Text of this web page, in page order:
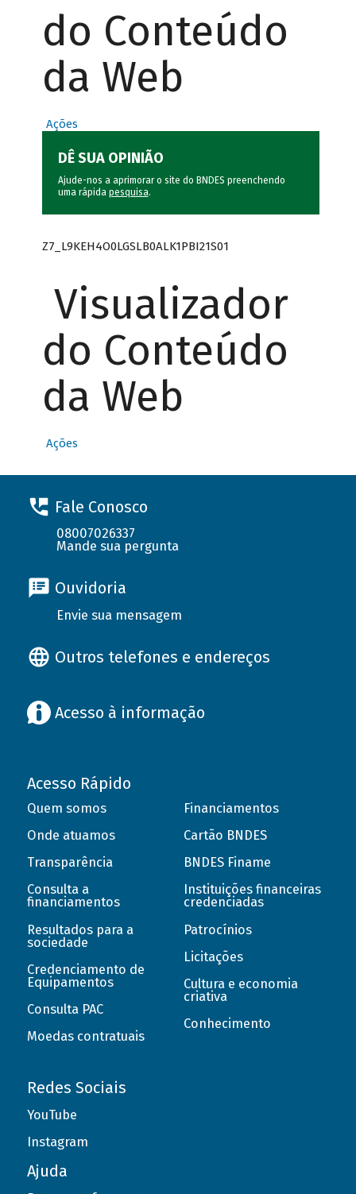
do Conteúdo
da Web
Ações
DÊ SUA OPINIÃO
Ajude-nos a aprimorar o site do BNDES preenchendo
uma rápida pesquisa.
Z7_L9KEH4O0LGSLB0ALK1PBI21S01
Visualizador
do Conteúdo
da Web
Ações
Fale Conosco
08007026337
Mande sua pergunta
Ouvidoria
Envie sua mensagem
Outros telefones e endereços
Acesso à informação
Acesso Rápido
Quem somos
Onde atuamos
Transparência
Consulta a
financiamentos
Resultados para a
sociedade
Credenciamento de
Equipamentos
Consulta PAC
Moedas contratuais
Financiamentos
Cartão BNDES
BNDES Finame
Instituições financeiras
credenciadas
Patrocínios
Licitações
Cultura e economia
criativa
Conhecimento
Redes Sociais
YouTube
Instagram
Ajuda